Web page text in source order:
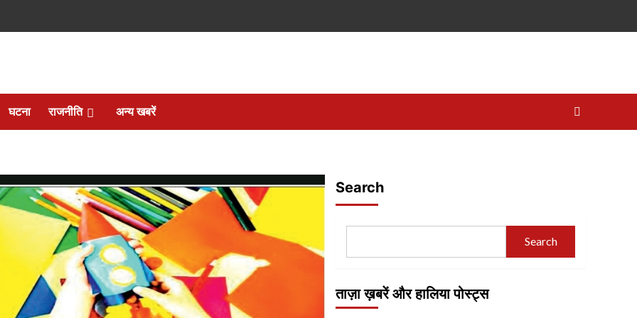
घटना राजनीति अन्य खबरें
Search
Search
ताज़ा ख़बरें और हालिया पोस्ट्स